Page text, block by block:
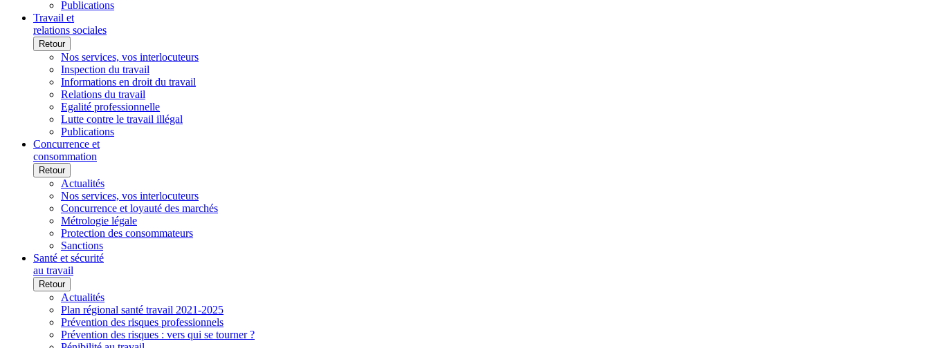
Publications
Travail et
relations sociales
Retour
Nos services, vos interlocuteurs
Inspection du travail
Informations en droit du travail
Relations du travail
Egalité professionnelle
Lutte contre le travail illégal
Publications
Concurrence et
consommation
Retour
Actualités
Nos services, vos interlocuteurs
Concurrence et loyauté des marchés
Métrologie légale
Protection des consommateurs
Sanctions
Santé et sécurité
au travail
Retour
Actualités
Plan régional santé travail 2021-2025
Prévention des risques professionnels
Prévention des risques : vers qui se tourner ?